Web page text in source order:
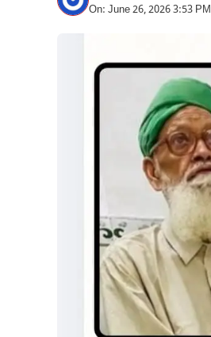
On: June 26, 2026 3:53 PM